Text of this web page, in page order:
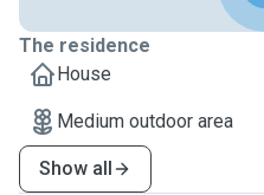
The residence
House
Medium outdoor area
Show all